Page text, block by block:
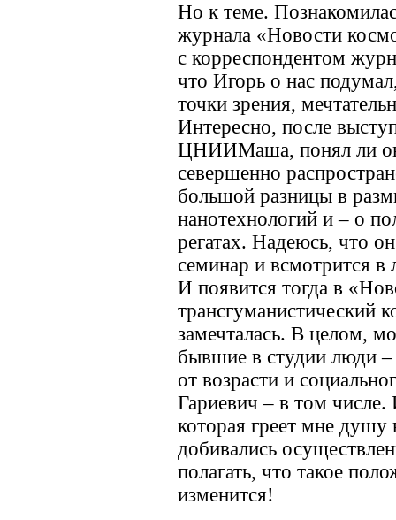
Но к теме.
журнала «Новости
с корреспондентом
что Игорь о нас
точки зрения,
Интересно, после
ЦНИИМаша, понял ли
севершенно
большой разницы в
нанотехнологий и – о
регатах. Надеюсь, что
семинар и всмотрится
И появится тогда в
трансгуманистический
замечталась. В целом,
бывшие в студии люди
от возрасти и
Гариевич – в том
которая греет мне
добивались
полагать, что такое
изменится!